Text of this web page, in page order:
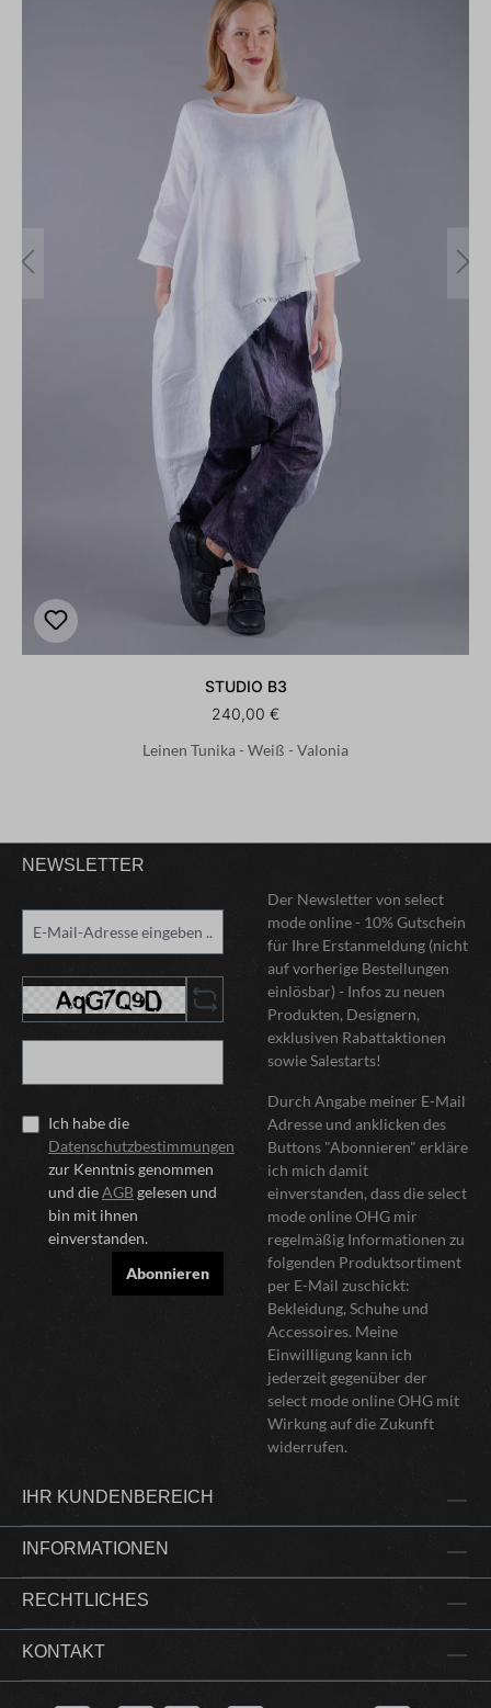
STUDIO B3
240,00 €
Leinen Tunika - Weiß - Valonia
NEWSLETTER
Ich habe die
Datenschutzbestimmungen
zur Kenntnis genommen
und dieAGBgelesen und
bin mit ihnen
einverstanden.
Abonnieren
Der Newsletter von select
mode online - 10% Gutschein
für Ihre Erstanmeldung (nicht
auf vorherige Bestellungen
einlösbar) - Infos zu neuen
Produkten, Designern,
exklusiven Rabattaktionen
sowie Salestarts!
Durch Angabe meiner E-Mail
Adresse und anklicken des
Buttons "Abonnieren" erkläre
ich mich damit
einverstanden, dass die select
mode online OHG mir
regelmäßig Informationen zu
folgenden Produktsortiment
per E-Mail zuschickt:
Bekleidung, Schuhe und
Accessoires. Meine
Einwilligung kann ich
jederzeit gegenüber der
select mode online OHG mit
Wirkung auf die Zukunft
widerrufen.
IHR KUNDENBEREICH
INFORMATIONEN
RECHTLICHES
KONTAKT